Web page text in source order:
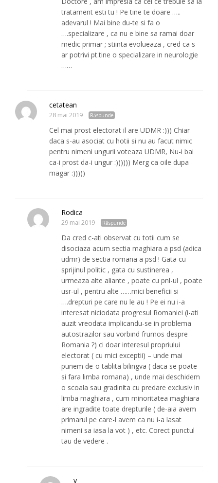
tratament esti tu ! Pe tine te doare …..
adevarul ! Mai bine du-te si fa o
….specializare , ca nu e bine sa ramai doar
medic primar ; stiinta evolueaza , cred ca s-
ar potrivi pt.tine o specializare in neurologie
……
cetatean
28 mai 2019 Răspunde
Cel mai prost electorat il are UDMR :))) Chiar
daca s-au asociat cu hotii si nu au facut nimic
pentru nimeni ungurii voteaza UDMR, Nu-i bai
ca-i prost da-i ungur :)))))) Merg ca oile dupa
magar :)))))
Rodica
29 mai 2019 Răspunde
Da cred c-ati observat cu totii cum se
disociaza acum sectia maghiara a psd (adica
udmr) de sectia romana a psd ! Gata cu
sprijinul politic , gata cu sustinerea ,
urmeaza alte aliante , poate cu pnl-ul , poate
usr-ul , pentru alte ……mici beneficii si
….drepturi pe care nu le au ! Pe ei nu i-a
interesat niciodata progresul Romaniei (i-ati
auzit vreodata implicandu-se in problema
autostrazilor sau vorbind frumos despre
Romania ?) ci doar interesul propriului
electorat ( cu mici exceptii) – unde mai
punem de-o tablita bilingva ( daca se poate
si fara limba romana) , unde mai deschidem
o scoala sau gradinita cu predare exclusiv in
limba maghiara , cum minoritatea maghiara
are ingradite toate drepturile ( de-aia avem
primarul pe care-l avem ca nu i-a lasat
nimeni sa iasa la vot ) , etc. Corect punctul
tau de vedere .
y